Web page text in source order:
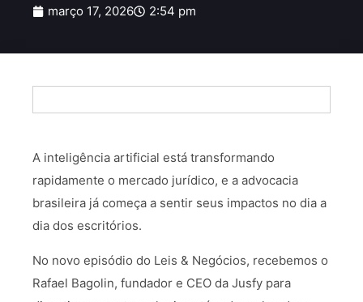
março 17, 2026 2:54 pm
A inteligência artificial está transformando
rapidamente o mercado jurídico, e a advocacia
brasileira já começa a sentir seus impactos no dia a
dia dos escritórios.
No novo episódio do Leis & Negócios, recebemos o
Rafael Bagolin, fundador e CEO da Jusfy para